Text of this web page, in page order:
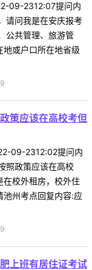
09-2312:07提问内
请问我是在安庆报考
公共管理、旅游管
或户口所在地省级
策应该在高校考但
09-2312:02提问内
照政策应该在高校
在校外租房，校外住
池州考点回复内容:应
上班有居住证考试